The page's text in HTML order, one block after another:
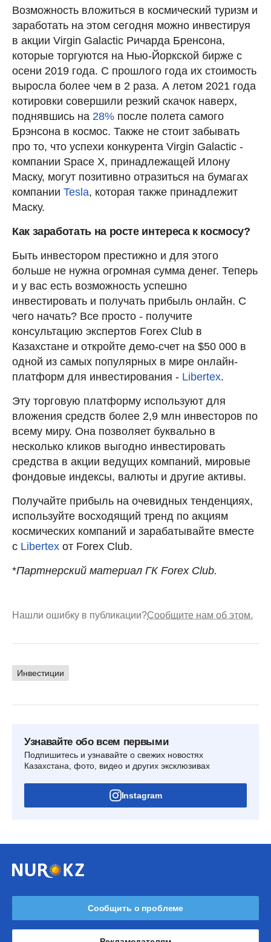
Возможность вложиться в космический туризм и
заработать на этом сегодня можно инвестируя
в акции Virgin Galactic Ричарда Бренсона,
которые торгуются на Нью-Йоркской бирже с
осени 2019 года. С прошлого года их стоимость
выросла более чем в 2 раза. А летом 2021 года
котировки совершили резкий скачок наверх,
поднявшись на 28% после полета самого
Брэнсона в космос. Также не стоит забывать
про то, что успехи конкурента Virgin Galactic -
компании Space X, принадлежащей Илону
Маску, могут позитивно отразиться на бумагах
компании Tesla, которая также принадлежит
Маску.
Как заработать на росте интереса к космосу?
Быть инвестором престижно и для этого
больше не нужна огромная сумма денег. Теперь
и у вас есть возможность успешно
инвестировать и получать прибыль онлайн. С
чего начать? Все просто - получите
консультацию экспертов Forex Club в
Казахстане и откройте демо-счет на $50 000 в
одной из самых популярных в мире онлайн-
платформ для инвестирования - Libertex.
Эту торговую платформу используют для
вложения средств более 2,9 млн инвесторов по
всему миру. Она позволяет буквально в
несколько кликов выгодно инвестировать
средства в акции ведущих компаний, мировые
фондовые индексы, валюты и другие активы.
Получайте прибыль на очевидных тенденциях,
используйте восходящий тренд по акциям
космических компаний и зарабатывайте вместе
с Libertex от Forex Club.
*Партнерский материал ГК Forex Club.
Нашли ошибку в публикации?Сообщите нам об этом.
Инвестиции
Узнавайте обо всем первыми
Подпишитесь и узнавайте о свежих новостях
Казахстана, фото, видео и других эксклюзивах
Instagram
Сообщить о проблеме